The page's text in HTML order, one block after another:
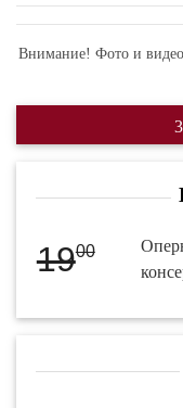
Внимание! Фото и
1900